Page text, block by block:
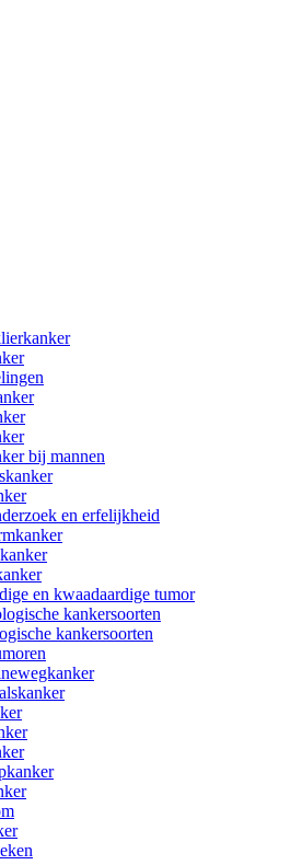
bij mannen
en erfelijkheid
en kwaadaardige tumor
kankersoorten
kankersoorten